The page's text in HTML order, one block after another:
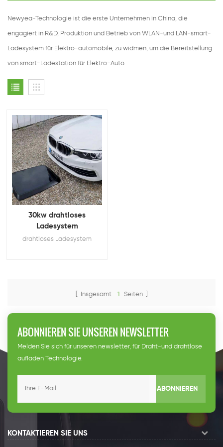
Newyea-Technologie ist die erste Unternehmen in China, die
engagiert in R&D, Produktion und Betrieb von WLAN-und LAN-smart-
Ladesystem für Elektro-automobile, zu widmen, um die Bereitstellung
von smart-Ladestation für Elektro-Auto.
30kw drahtloses
Ladesystem
drahtloses Ladesystem
[ Insgesamt 1 Seiten ]
ABONNIEREN SIE UNSEREN NEWSLETTER
Melden Sie sich für unseren newsletter, für Draht-und drahtlose
aufladen Technologie.
ABONNIEREN
KONTAKTIEREN SIE UNS